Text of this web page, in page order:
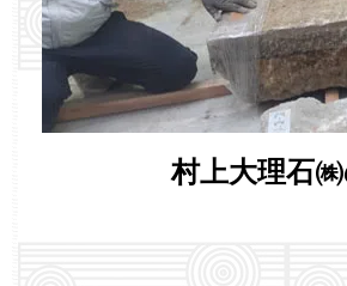
村上大理石